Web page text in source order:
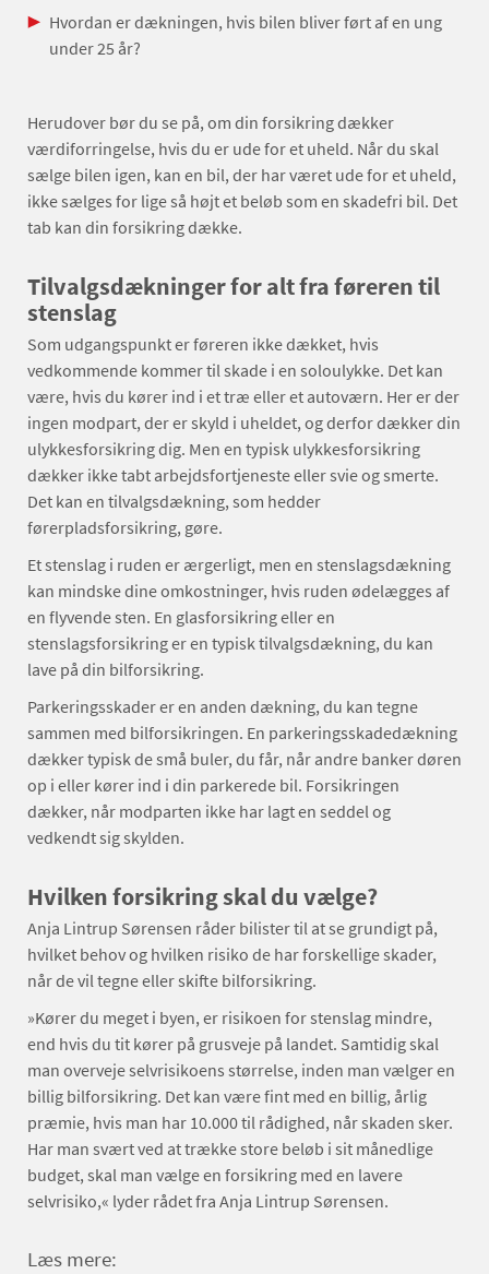
Hvordan er dækningen, hvis bilen bliver ført af en ung
under 25 år?
Herudover bør du se på, om din forsikring dækker
værdiforringelse, hvis du er ude for et uheld. Når du skal
sælge bilen igen, kan en bil, der har været ude for et uheld,
ikke sælges for lige så højt et beløb som en skadefri bil. Det
tab kan din forsikring dække.
Tilvalgsdækninger for alt fra føreren til
stenslag
Som udgangspunkt er føreren ikke dækket, hvis
vedkommende kommer til skade i en soloulykke. Det kan
være, hvis du kører ind i et træ eller et autoværn. Her er der
ingen modpart, der er skyld i uheldet, og derfor dækker din
ulykkesforsikring dig. Men en typisk ulykkesforsikring
dækker ikke tabt arbejdsfortjeneste eller svie og smerte.
Det kan en tilvalgsdækning, som hedder
førerpladsforsikring, gøre.
Et stenslag i ruden er ærgerligt, men en stenslagsdækning
kan mindske dine omkostninger, hvis ruden ødelægges af
en flyvende sten. En glasforsikring eller en
stenslagsforsikring er en typisk tilvalgsdækning, du kan
lave på din bilforsikring.
Parkeringsskader er en anden dækning, du kan tegne
sammen med bilforsikringen. En parkeringsskadedækning
dækker typisk de små buler, du får, når andre banker døren
op i eller kører ind i din parkerede bil. Forsikringen
dækker, når modparten ikke har lagt en seddel og
vedkendt sig skylden.
Hvilken forsikring skal du vælge?
Anja Lintrup Sørensen råder bilister til at se grundigt på,
hvilket behov og hvilken risiko de har forskellige skader,
når de vil tegne eller skifte bilforsikring.
»Kører du meget i byen, er risikoen for stenslag mindre,
end hvis du tit kører på grusveje på landet. Samtidig skal
man overveje selvrisikoens størrelse, inden man vælger en
billig bilforsikring. Det kan være fint med en billig, årlig
præmie, hvis man har 10.000 til rådighed, når skaden sker.
Har man svært ved at trække store beløb i sit månedlige
budget, skal man vælge en forsikring med en lavere
selvrisiko,« lyder rådet fra Anja Lintrup Sørensen.
Læs mere: